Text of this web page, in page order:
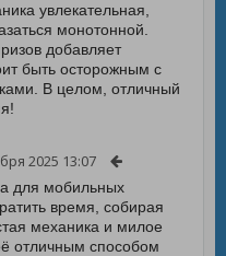
увлекательная,
монотонной.
добавляет
быть осторожным с
В целом, отличный
2025 13:07
для мобильных
время, собирая
механика и милое
отличным способом